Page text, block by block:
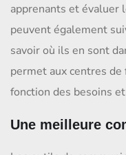
apprenants et évaluer
peuvent également
savoir où ils en sont
permet aux centres
fonction des besoins
Une meilleure